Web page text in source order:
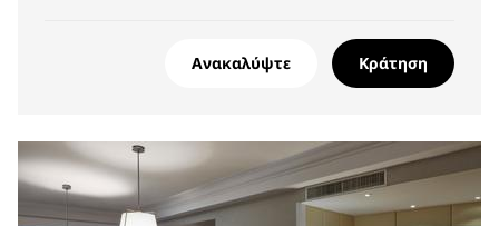
Ανακαλύψτε Κράτηση